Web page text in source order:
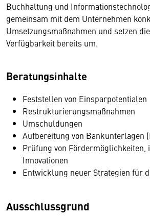
Buchhaltung und
gemeinsam mit dem Unternehmen
Umsetzungsmaßnahmen und setzen
Verfügbarkeit bereits um.
Beratungsinhalte
Feststellen von Einsparpotentialen
Restrukturierungsmaßnahmen
Umschuldungen
Aufbereitung von Bankunterlagen
Prüfung von Fördermöglichkeiten,
Innovationen
Entwicklung neuer Strategien für
Ausschlussgrund